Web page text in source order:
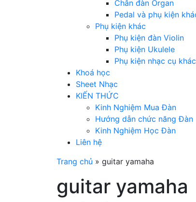
Chân đàn Organ
Pedal và phụ kiện
Phụ kiện khác
Phụ kiện đàn Violin
Phụ kiện Ukulele
Phụ kiện nhạc cụ khác
Khoá học
Sheet Nhạc
KIẾN THỨC
Kinh Nghiệm Mua Đàn
Hướng dẫn chức năng Đàn
Kinh Nghiệm Học Đàn
Liên hệ
Trang chủ » guitar yamaha
guitar yamaha